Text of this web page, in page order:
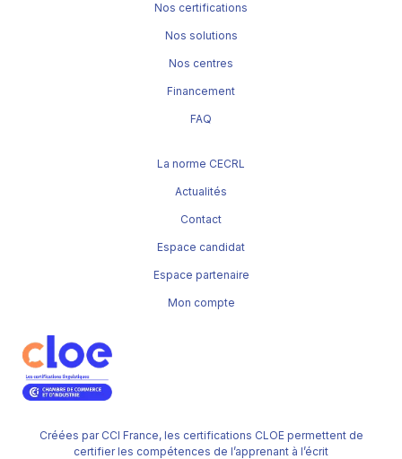
Créées par CCI France, les certifications CLOE permettent de
certifier les compétences de l’apprenant à l’écrit
Nos certifications
Nos solutions
Nos centres
Financement
FAQ
La norme CECRL
Actualités
Contact
Espace candidat
Espace partenaire
Mon compte